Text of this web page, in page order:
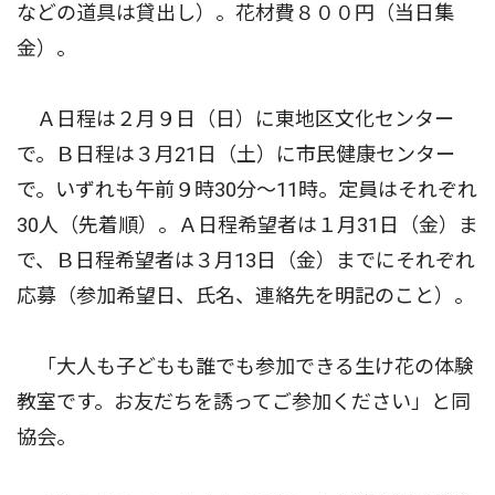
などの道具は貸出し）。花材費８００円（当日集
金）。
Ａ日程は２月９日（日）に東地区文化センター
で。Ｂ日程は３月21日（土）に市民健康センター
で。いずれも午前９時30分〜11時。定員はそれぞれ
30人（先着順）。Ａ日程希望者は１月31日（金）ま
で、Ｂ日程希望者は３月13日（金）までにそれぞれ
応募（参加希望日、氏名、連絡先を明記のこと）。
「大人も子どもも誰でも参加できる生け花の体験
教室です。お友だちを誘ってご参加ください」と同
協会。